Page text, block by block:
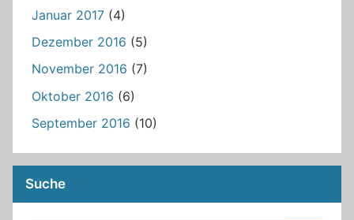
Januar 2017 (4)
Dezember 2016 (5)
November 2016 (7)
Oktober 2016 (6)
September 2016 (10)
Suche